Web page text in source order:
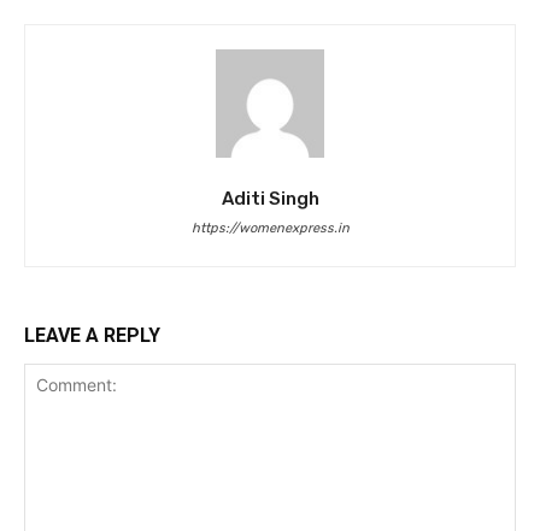
Aditi Singh
https://womenexpress.in
LEAVE A REPLY